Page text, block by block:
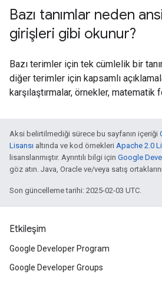
Bazı tanımlar neden
girişleri gibi okunur?
Bazı terimler için tek cümlelik bir
diğer terimler için kapsamlı
karşılaştırmalar, örnekler, matematik
Aksi belirtilmediği sürece bu sayfanın içeriği
Lisansı altında ve kod örnekleri Apache 2.0
lisanslanmıştır. Ayrıntılı bilgi için Google
göz atın. Java, Oracle ve/veya satış
Son güncelleme tarihi: 2025-02-03 UTC.
Etkileşim
Google Developer Program
Google Developer Groups